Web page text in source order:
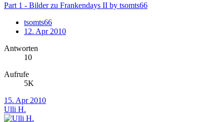
Part 1 - Bilder zu Frankendays II by tsomts66
tsomts66
12. Apr 2010
Antworten
10
Aufrufe
5K
15. Apr 2010
Ulli H.